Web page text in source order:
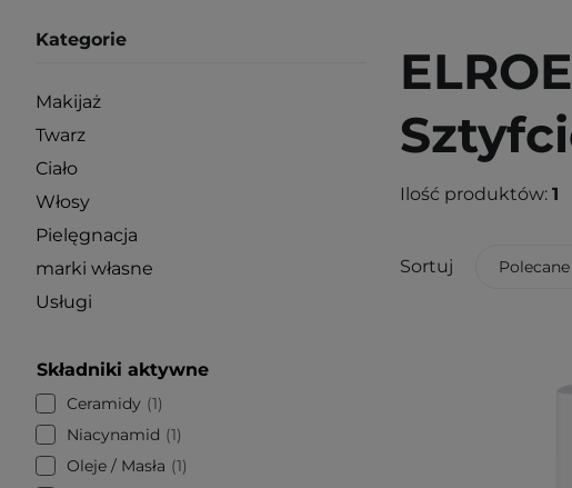
Kategorie
Makijaż
Twarz
Ciało
Włosy
Pielęgnacja
marki własne
Usługi
Składniki aktywne
Ceramidy
1
Niacynamid
1
Oleje / Masła
1
Ilość produktów: 1
Sortuj Polecane